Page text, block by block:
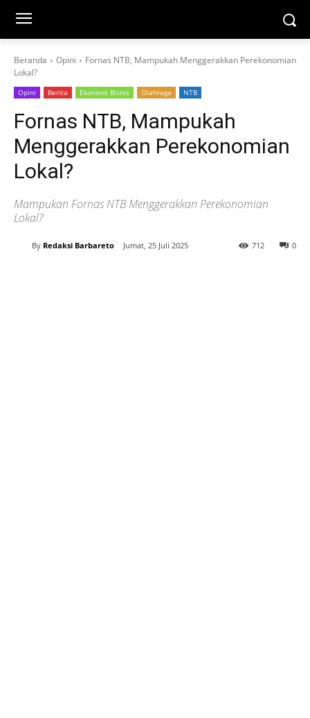
Beranda Opini
Fornas NTB, Mampukah Menggerakkan Perekonomian
Lokal?
Opini Berita Ekonomi Bisnis Olahraga NTB
Fornas NTB, Mampukah
Menggerakkan Perekonomian
Lokal?
Mampukan Fornas NTB Menggerakkan Perekonomian
Lokal?
By Redaksi Barbareto Jumat, 25 Juli 2025 0
712